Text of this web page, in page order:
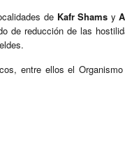
de Kafr Shams y
de reducción de las
entre ellos el